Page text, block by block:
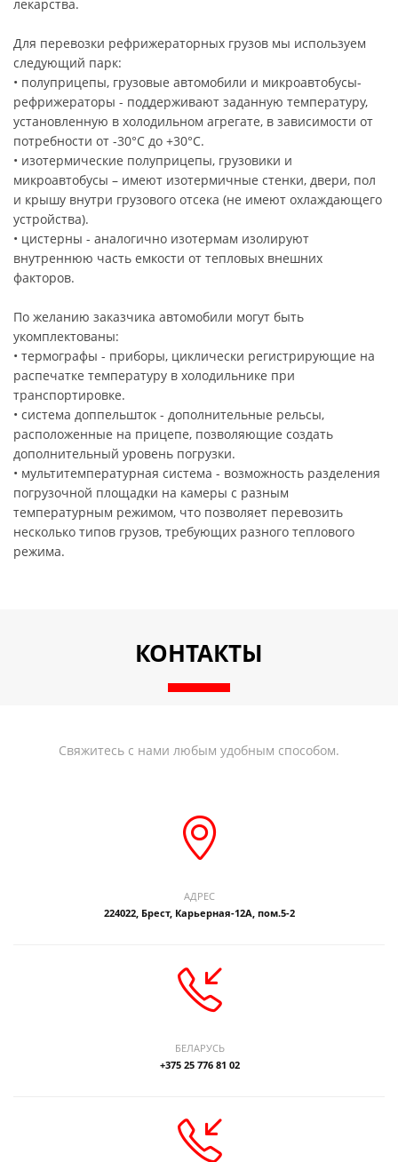
лекарства.
Для перевозки рефрижераторных грузов мы используем
следующий парк:
• полуприцепы, грузовые автомобили и микроавтобусы-
рефрижераторы - поддерживают заданную температуру,
установленную в холодильном агрегате, в зависимости от
потребности от -30°C до +30°C.
• изотермические полуприцепы, грузовики и
микроавтобусы – имеют изотермичные стенки, двери, пол
и крышу внутри грузового отсека (не имеют охлаждающего
устройства).
• цистерны - аналогично изотермам изолируют
внутреннюю часть емкости от тепловых внешних
факторов.
По желанию заказчика автомобили могут быть
укомплектованы:
• термографы - приборы, циклически регистрирующие на
распечатке температуру в холодильнике при
транспортировке.
• система доппельшток - дополнительные рельсы,
расположенные на прицепе, позволяющие создать
дополнительный уровень погрузки.
• мультитемпературная система - возможность разделения
погрузочной площадки на камеры с разным
температурным режимом, что позволяет перевозить
несколько типов грузов, требующих разного теплового
режима.
КОНТАКТЫ
Свяжитесь с нами любым удобным способом.
АДРЕС
224022, Брест, Карьерная-12А, пом.5-2
БЕЛАРУСЬ
+375 25 776 81 02